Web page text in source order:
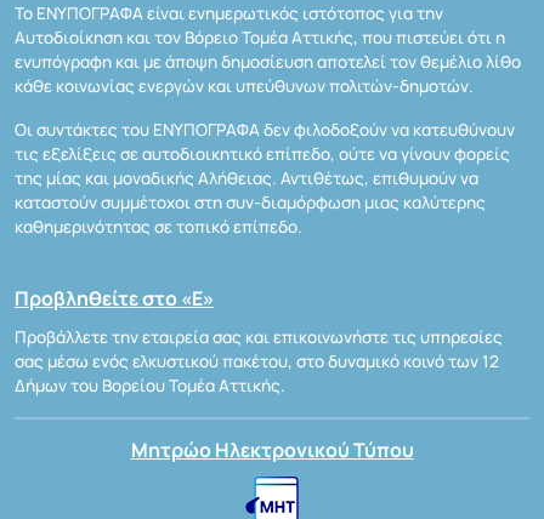
Το ΕΝΥΠΟΓΡΑΦΑ είναι ενημερωτικός ιστότοπος για την
Αυτοδιοίκηση και τον Βόρειο Τομέα Αττικής, που πιστεύει ότι η
ενυπόγραφη και με άποψη δημοσίευση αποτελεί τον θεμέλιο λίθο
κάθε κοινωνίας ενεργών και υπεύθυνων πολιτών-δημοτών.
Οι συντάκτες του ΕΝΥΠΟΓΡΑΦΑ δεν φιλοδοξούν να κατευθύνουν
τις εξελίξεις σε αυτοδιοικητικό επίπεδο, ούτε να γίνουν φορείς
της μίας και μοναδικής Αλήθειας. Αντιθέτως, επιθυμούν να
καταστούν συμμέτοχοι στη συν-διαμόρφωση μιας καλύτερης
καθημερινότητας σε τοπικό επίπεδο.
Προβληθείτε στο «Ε»
Προβάλλετε την εταιρεία σας και επικοινωνήστε τις υπηρεσίες
σας μέσω ενός ελκυστικού πακέτου, στο δυναμικό κοινό των 12
Δήμων του Βορείου Τομέα Αττικής.
Μητρώο Ηλεκτρονικού Τύπου